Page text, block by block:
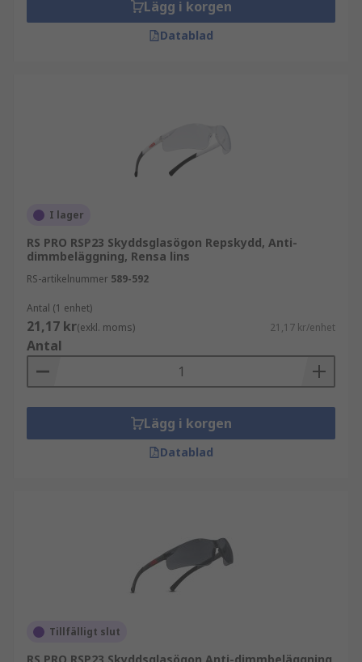
Lägg i korgen
Datablad
I lager
RS PRO RSP23 Skyddsglasögon Repskydd, Anti-
dimmbeläggning, Rensa lins
RS-artikelnummer 589-592
Antal (1 enhet)
21,17 kr(exkl. moms) 21,17 kr/enhet
Antal
Lägg i korgen
Datablad
Tillfälligt slut